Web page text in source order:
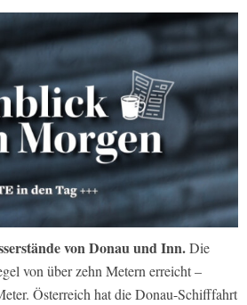
von Donau und Inn.Die
von über zehn Metern erreicht –
Österreich hat die Donau-Schifffahrt